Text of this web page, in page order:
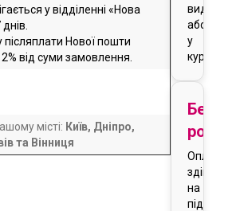
у відділенні «Нова
післяплати Нової пошти
від суми замовлення.
місті: Київ, Дніпро,
та Вінниця
видачі
або
у
кур'єра
Оплата
на
підставі